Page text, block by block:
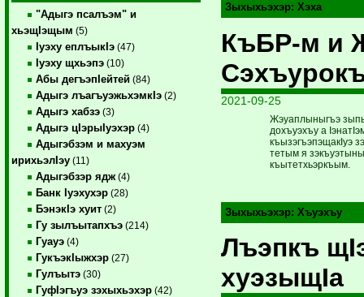
"Адыгэ псалъэм" и
хьэщIэщым (5)
Iуэху еплъыкIэ (47)
Iуэху щхьэпэ (10)
Абы дегъэпIейтей (84)
Адыгэ лъагъуэжьхэмкIэ (2)
Адыгэ хабзэ (3)
Адыгэ цIэрыIуэхэр (4)
Адыгэбзэм и махуэм
ирихьэлIэу (11)
Адыгэбзэр ядж (4)
Банк Iуэхухэр (28)
БэнэкIэ хуит (2)
Гу зылъытапхъэ (214)
Гуауэ (4)
ГукъэкIыжхэр (27)
Гулъытэ (30)
ГуфIэгъуэ зэхыхьэхэр (42)
Зыхыхьэхэр: Хэха
КъБР-м и
2021-09-25
Жэуаплыныгъэ
дохъуэхъу а
къызэгъэпэщакIуэ
тетым я
къытетхьэркъым.
Зыхыхьэхэр: Хъуэхъу
Лъэпкъ
хуэзыщIа